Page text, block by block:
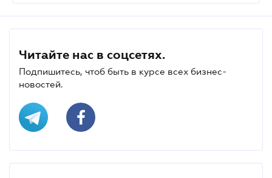
Читайте нас в соцсетях.
Подпишитесь, чтоб быть в курсе всех бизнес-
новостей.